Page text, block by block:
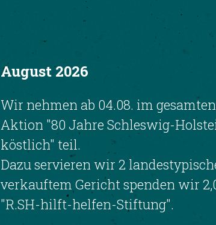
August 2026
Wir nehmen ab 04.08. im
Aktion "80 Jahre Schleswig-
köstlich" teil.
Dazu servieren wir 2
verkauftem Gericht spenden wir
"R.SH-hilft-helfen-Stiftung".